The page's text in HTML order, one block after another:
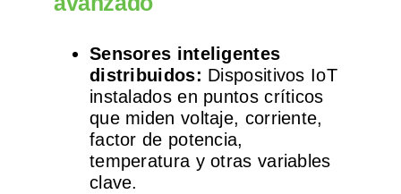
Sensores inteligentes
distribuidos: Dispositivos IoT
instalados en puntos críticos
que miden voltaje, corriente,
factor de potencia,
temperatura y otras variables
clave.